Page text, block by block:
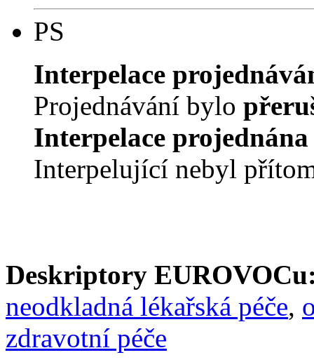
PS
Interpelace
Projednávání bylo
Interpelace
Interpelující nebyl
Deskriptory
neodkladná lékařská péče,
zdravotní péče